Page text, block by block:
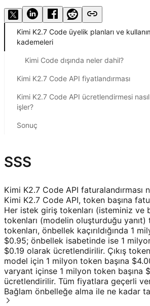
Kimi K2.7 Code üyelik planları ve
kademeleri
Kimi Code dışında neler dahil?
Kimi K2.7 Code API fiyatlandırması
Kimi K2.7 Code API ücretlendirmesi nasıl
işler?
Sonuç
SSS
Kimi K2.7 Code API faturalandırması
Kimi K2.7 Code API, token başına
Her istek giriş tokenları (isteminiz ve
tokenları (modelin oluşturduğu yanıt)
tokenları, önbellek kaçırıldığında 1
$0.95; önbellek isabetinde ise 1
$0.19 olarak ücretlendirilir. Çıkış
model için 1 milyon token başına
varyant içinse 1 milyon token başına
ücretlendirilir. Tüm fiyatlara geçerli
Bağlam önbelleğe alma ile ne kadar